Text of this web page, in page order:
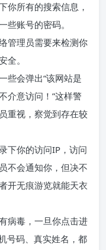
你所有的搜索信息，
些账号的密码。
管理员需要来检测你
全。
些会弹出“该网站是
介意访问！”这样警
重视，察觉到存在较
下你的访问IP，访问
不会通知你，但决不
开无痕游览就能天衣
病毒，一旦你点击进
号码、真实姓名，都